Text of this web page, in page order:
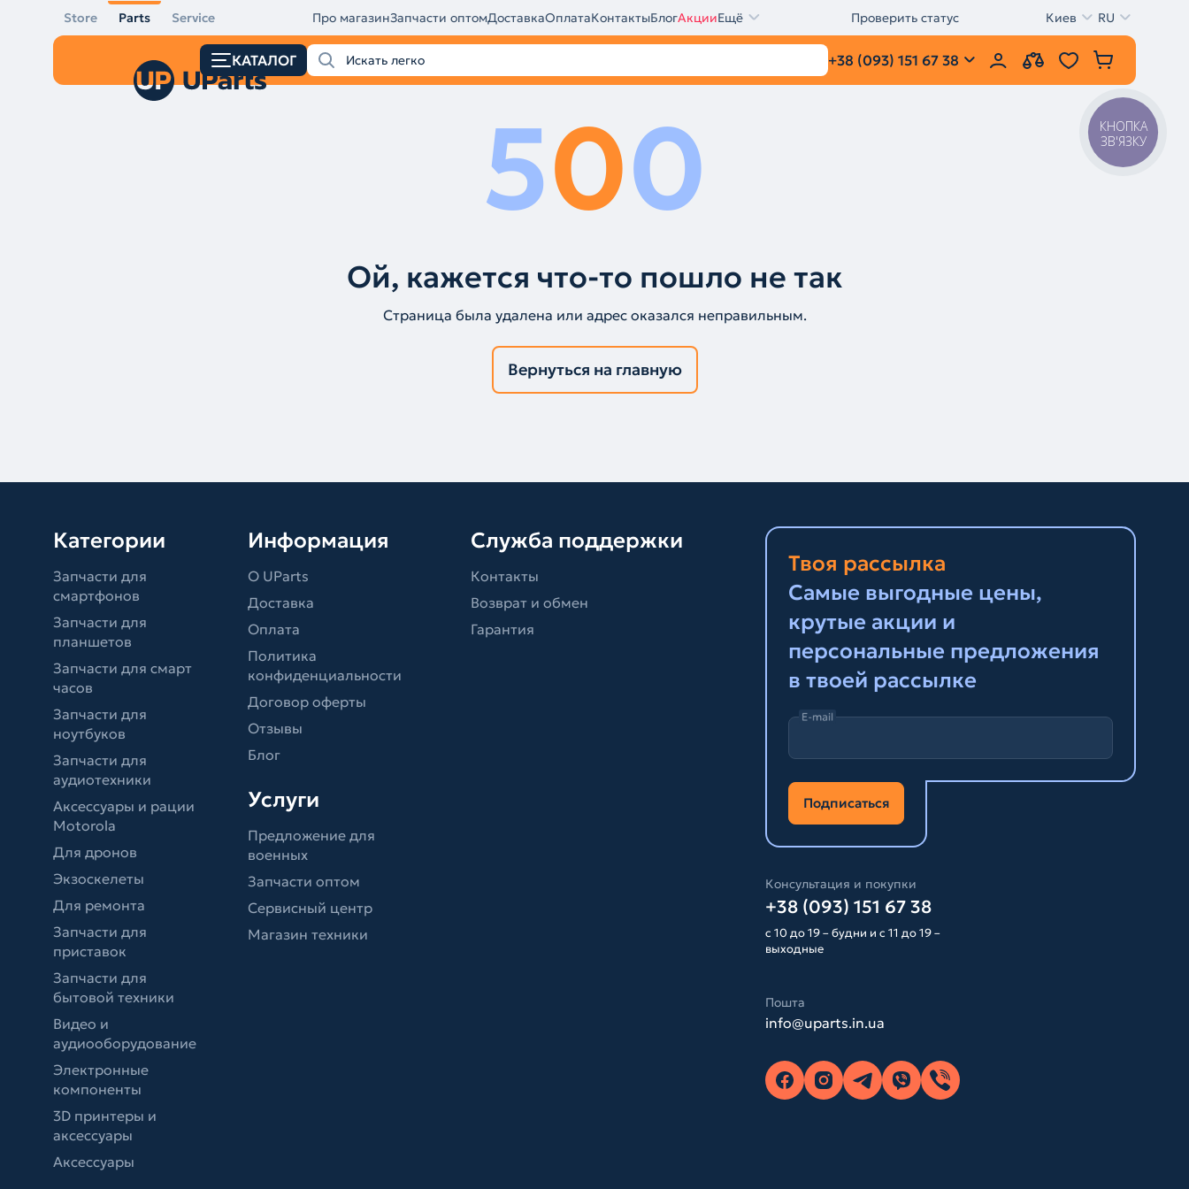
Store Parts Service Про магазинЗапчасти оптомДоставкаОплатаКонтактыБлогАкцииЕщё Проверить статус Киев RU
КАТАЛОГ +38 (093) 151 67 38
500
Ой, кажется что-то пошло не так
Страница была удалена или адрес оказался неправильным.
Вернуться на главную
Категории
Запчасти для
смартфонов
Запчасти для
планшетов
Запчасти для смарт
часов
Запчасти для
ноутбуков
Запчасти для
аудиотехники
Аксессуары и рации
Motorola
Для дронов
Экзоскелеты
Для ремонта
Запчасти для
приставок
Запчасти для
бытовой техники
Видео и
аудиооборудование
Электронные
компоненты
3D принтеры и
аксессуары
Аксессуары
Информация
О UParts
Доставка
Оплата
Политика
конфиденциальности
Договор оферты
Отзывы
Блог
Услуги
Предложение для
военных
Запчасти оптом
Сервисный центр
Магазин техники
Служба поддержки
Контакты
Возврат и обмен
Гарантия
Твоя рассылка
Самые выгодные цены,
крутые акции и
персональные предложения
в твоей рассылке
E-mail
Подписаться
Консультация и покупки
+38 (093) 151 67 38
с 10 до 19 – будни и с 11 до 19 –
выходные
Пошта
info@uparts.in.ua
КНОПКА
ЗВ'ЯЗКУ